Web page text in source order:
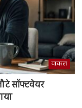
वायरल
सॉफ्टवेयर